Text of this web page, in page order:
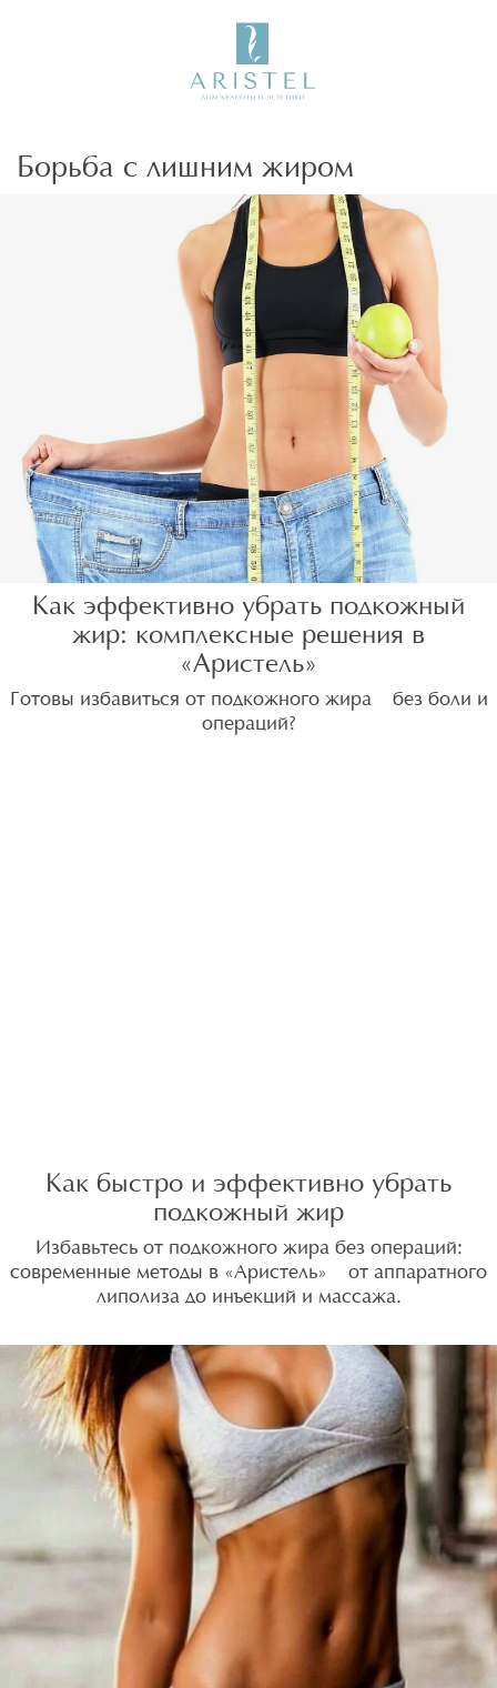
Борьба с лишним жиром
Как эффективно убрать подкожный
жир: комплексные решения в
«Аристель»
Готовы избавиться от подкожного жира — без боли и
операций?
Как быстро и эффективно убрать
подкожный жир
Избавьтесь от подкожного жира без операций:
современные методы в «Аристель» — от аппаратного
липолиза до инъекций и массажа.